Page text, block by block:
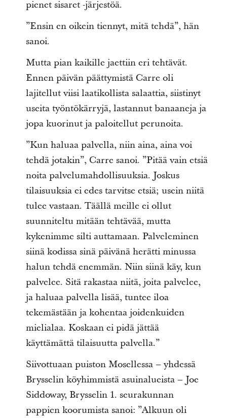
pienet sisaret -järjestöä.
”Ensin en oikein tiennyt, mitä tehdä”, hän
sanoi.
Mutta pian kaikille jaettiin eri tehtävät.
Ennen päivän päättymistä Carre oli
lajitellut viisi laatikollista salaattia, siistinyt
useita työntökärryjä, lastannut banaaneja ja
jopa kuorinut ja paloitellut perunoita.
”Kun haluaa palvella, niin aina, aina voi
tehdä jotakin”, Carre sanoi. ”Pitää vain etsiä
noita palvelumahdollisuuksia. Joskus
tilaisuuksia ei edes tarvitse etsiä; usein niitä
tulee vastaan. Täällä meille ei ollut
suunniteltu mitään tehtävää, mutta
kykenimme silti auttamaan. Palveleminen
siinä kodissa sinä päivänä herätti minussa
halun tehdä enemmän. Niin siinä käy, kun
palvelee. Sitä rakastaa niitä, joita palvelee,
ja haluaa palvella lisää, tuntee iloa
tekemästään ja kohentaa joidenkuiden
mielialaa. Koskaan ei pidä jättää
käyttämättä tilaisuutta palvella.”
Siivottuaan puiston Mosellessa – yhdessä
Brysselin köyhimmistä asuinalueista – Joe
Siddoway, Brysselin 1. seurakunnan
pappien koorumista sanoi: ”Alkuun oli